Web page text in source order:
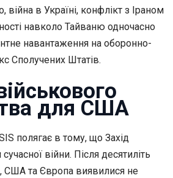
війна в Україні, конфлікт з Іраном
навколо Тайваню одночасно
навантаження на оборонно-
Сполучених Штатів.
для США
полягає в тому, що Захід
війни. Після десятиліть
США та Європа виявилися не